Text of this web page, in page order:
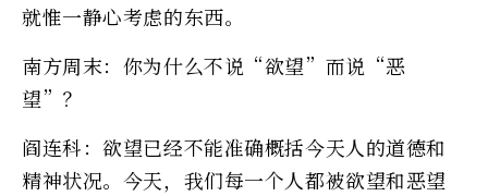
就惟一静心考虑的东西。
南方周末：你为什么不说“欲望”而说“恶
望”？
阎连科：欲望已经不能准确概括今天人的道德和
精神状况。今天，我们每一个人都被欲望和恶望